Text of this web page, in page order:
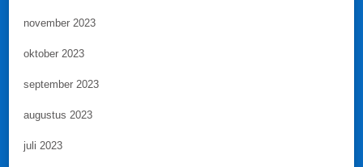
november 2023
oktober 2023
september 2023
augustus 2023
juli 2023